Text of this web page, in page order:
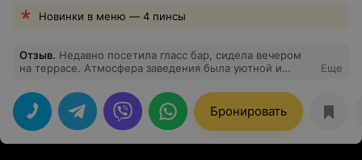
Новинки в меню — 4 пинсы
Отзыв. Недавно посетила гласс бар, сидела вечером
на террасе. Атмосфера заведения была уютной и
разнообразное, есть изысканные закуски и основные
блюда для любого вкуса. Я думаю, что обязательно
вернусь сюда снова.
Еще
Бронировать